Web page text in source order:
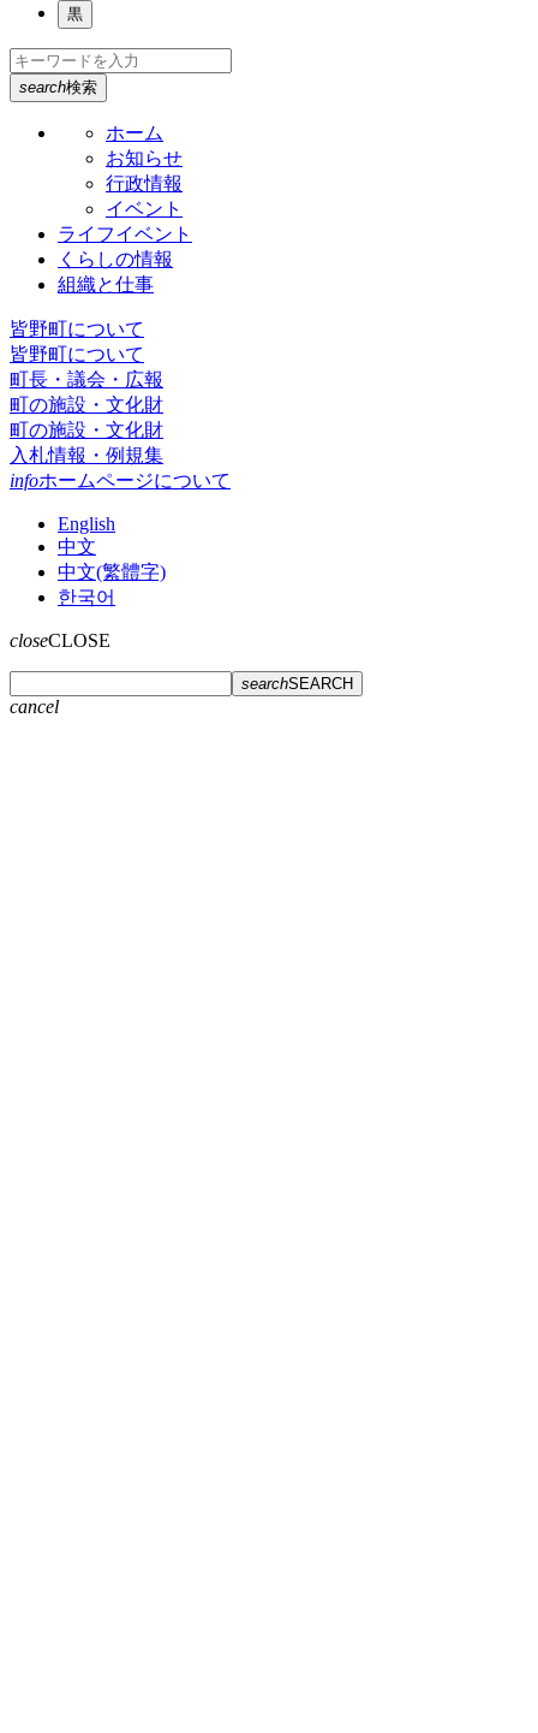
黒
search検索
ホーム
お知らせ
行政情報
イベント
ライフイベント
くらしの情報
組織と仕事
皆野町について
皆野町について
町長・議会・広報
町の施設・文化財
町の施設・文化財
入札情報・例規集
infoホームページについて
English
中文
中文(繁體字)
한국어
closeCLOSE
searchSEARCH
cancel